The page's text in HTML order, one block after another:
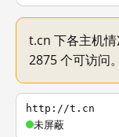
t.cn 下各主机情
2875 个可访问。
http://t.cn
未屏蔽